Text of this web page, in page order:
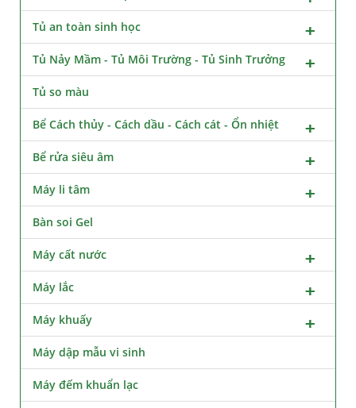
Tủ an toàn sinh học
Tủ Nảy Mầm - Tủ Môi Trường - Tủ Sinh Trưởng
Tủ so màu
Bể Cách thủy - Cách dầu - Cách cát - Ổn nhiệt
Bể rửa siêu âm
Máy li tâm
Bàn soi Gel
Máy cất nước
Máy lắc
Máy khuấy
Máy dập mẫu vi sinh
Máy đếm khuẩn lạc